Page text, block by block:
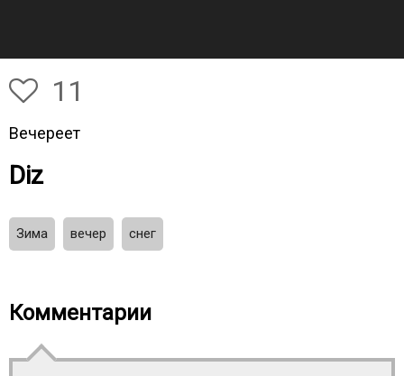
11
Вечереет
Diz
Зима вечер снег
Комментарии